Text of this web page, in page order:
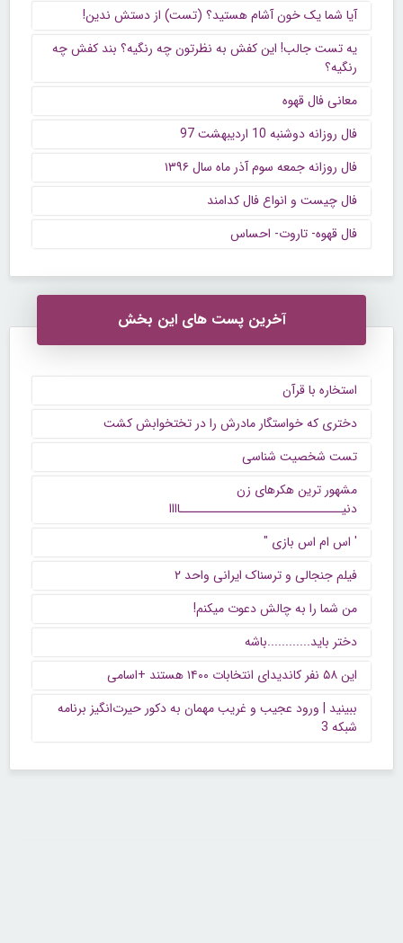
آیا شما یک خون آشام هستید؟ (تست) از دستش ندین!
یه تست جالب! این کفش به نظرتون چه رنگیه؟ بند کفش چه
رنگیه؟
معانی فال قهوه
فال روزانه دوشنبه 10 اردیبهشت 97
فال روزانه جمعه سوم آذر ماه سال ۱۳۹۶
فال چیست و انواع فال کدامند
فال قهوه- تاروت- احساس
آخرین پست های این بخش
استخاره با قرآن
دختری که خواستگار مادرش را در تختخوابش کشت
تست شخصیت شناسی
مشهور ترین هکرهای زن
دنیــــــــــــــــــــــــــــــاااا
' اس ام اس بازی "
فیلم جنجالی و ترسناک ایرانی واحد ۲
من شما را به چالش دعوت میکنم!
دختر باید............باشه
این ۵۸ نفر کاندیدای انتخابات ۱۴۰۰ هستند +اسامی
ببینید | ورود عجیب و غریب مهمان به دکور حیرت‌انگیز برنامه
شبکه 3